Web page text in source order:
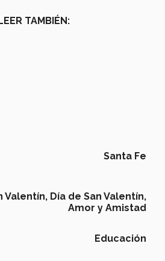
TAMBIÉN:
Santa Fe
Valentín, Día de San Valentín,
Amor y Amistad
Educación